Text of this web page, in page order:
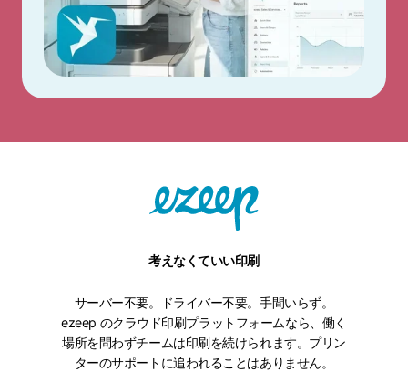
考えなくていい印刷
サーバー不要。ドライバー不要。手間いらず。
ezeep のクラウド印刷プラットフォームなら、働く
場所を問わずチームは印刷を続けられます。プリン
ターのサポートに追われることはありません。